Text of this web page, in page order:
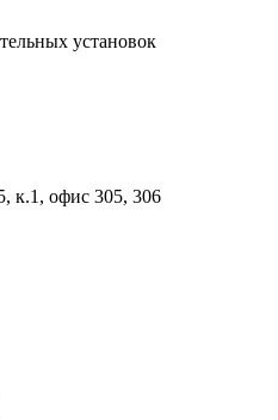
установок
к.1, офис 305, 306